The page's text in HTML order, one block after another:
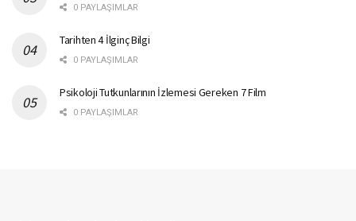
0 PAYLAŞIMLAR
Tarihten 4 İlginç Bilgi
0 PAYLAŞIMLAR
Psikoloji Tutkunlarının İzlemesi Gereken 7 Film
0 PAYLAŞIMLAR